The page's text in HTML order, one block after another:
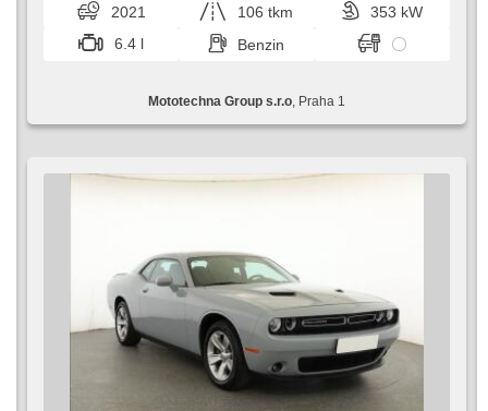
Frontscheibe, beheizte Lenkrad, Uhr Spur, Parkassistent,
Servolenkung, El. Seitenscheiben, Dachscheibe,
Autoradio, Automatikgetriebe, Antrieb 4x4
2021 106 tkm
353 kW
6.4 l
Benzin
Mototechna Group s.r.o , Praha 1